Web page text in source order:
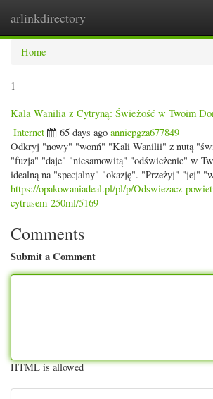
arlinkdirectory
Home
1
Kala Wanilia z Cytryną: Świeżość w Twoim
Internet 65 days ago anniepgza677849
Odkryj "nowy" "wonń" "Kali Wanilii" z nutą
"fuzja" "daje" "niesamowitą" "odświeżenie" w
idealną na "specjalny" "okazję". "Przeżyj" "jej"
https://opakowaniadeal.pl/pl/p/Odswiezacz-
cytrusem-250ml/5169
Comments
Submit a Comment
HTML is allowed